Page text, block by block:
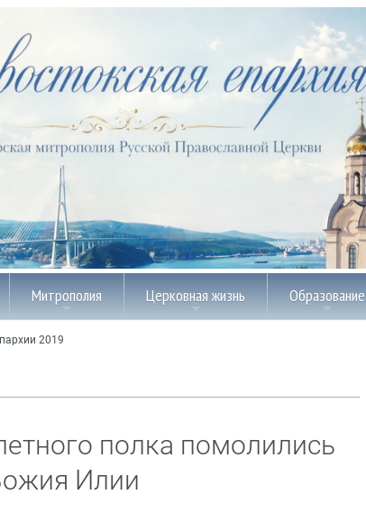
Митрополия Церковная жизнь Образование
2019
полка помолились
Илии